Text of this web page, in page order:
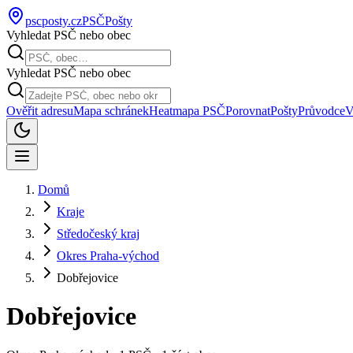
pscposty.czPSČPošty
Vyhledat PSČ nebo obec
Vyhledat PSČ nebo obec
Ověřit adresuMapa schránekHeatmapa PSČPorovnatPoštyPrůvodce
Domů
Kraje
Středočeský kraj
Okres Praha-východ
Dobřejovice
Dobřejovice